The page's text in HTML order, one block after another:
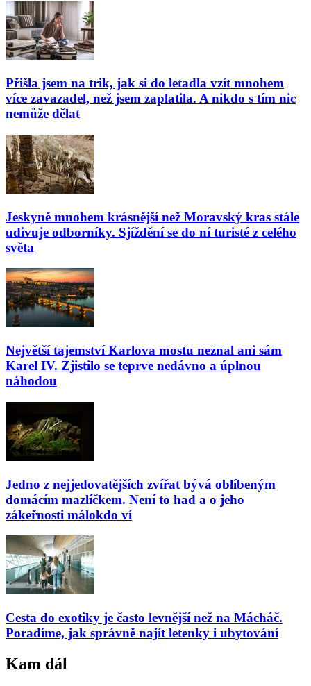
Přišla jsem na trik, jak si do letadla vzít mnohem
více zavazadel, než jsem zaplatila. A nikdo s tím nic
nemůže dělat
Jeskyně mnohem krásnější než Moravský kras stále
udivuje odborníky. Sjíždění se do ní turisté z celého
světa
Největší tajemství Karlova mostu neznal ani sám
Karel IV. Zjistilo se teprve nedávno a úplnou
náhodou
Jedno z nejjedovatějších zvířat bývá oblíbeným
domácím mazlíčkem. Není to had a o jeho
zákeřnosti málokdo ví
Cesta do exotiky je často levnější než na Mácháč.
Poradíme, jak správně najít letenky i ubytování
Kam dál